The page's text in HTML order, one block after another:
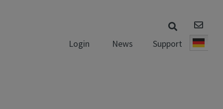
Login News Support